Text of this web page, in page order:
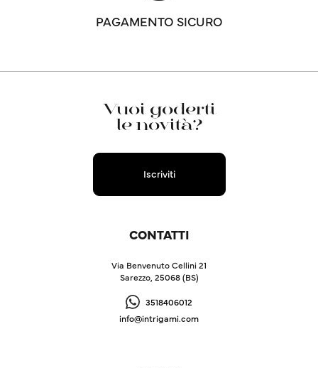
PAGAMENTO SICURO
Vuoi goderti
le novità?
Iscriviti
CONTATTI
Via Benvenuto Cellini 21
Sarezzo, 25068 (BS)
3518406012
info@intrigami.com